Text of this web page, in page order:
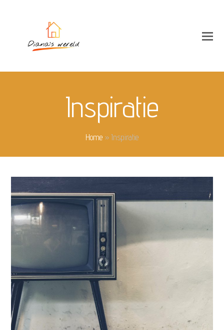
Inspiratie
Home » Inspiratie